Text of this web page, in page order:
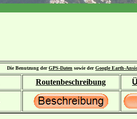
Die Benutzung derGPS-Daten sowie derGoogle Earth-
Routenbeschreibung